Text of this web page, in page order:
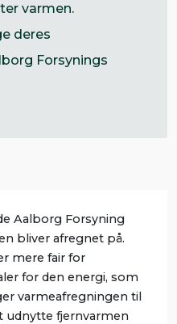
varmen.
deres
Forsynings
Aalborg Forsyning
bliver afregnet på.
mere fair for
for den energi, som
varmeafregningen til
udnytte fjernvarmen